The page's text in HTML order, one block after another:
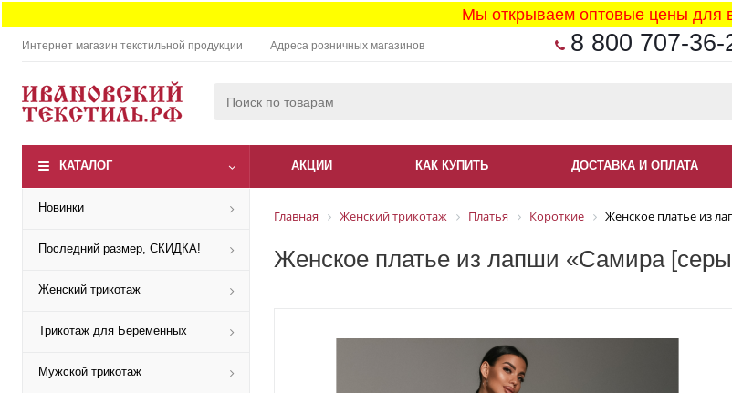
Мы открываем оптовые цены для
Интернет магазин текстильной продукции Адреса розничных магазинов 8 800 707-36-
КАТАЛОГ АКЦИИ КАК КУПИТЬ ДОСТАВКА И ОПЛАТА
Новинки
Последний размер, СКИДКА!
Женский трикотаж
Трикотаж для Беременных
Мужской трикотаж
Главная Женский трикотаж Платья Короткие Женское платье из
Женское платье из лапши «Самира